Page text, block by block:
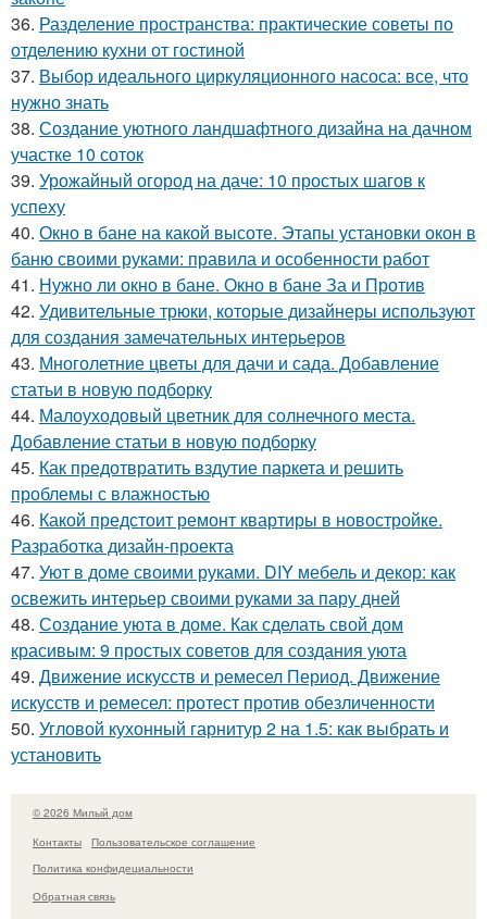
36. Разделение пространства: практические советы по
отделению кухни от гостиной
37. Выбор идеального циркуляционного насоса: все, что
нужно знать
38. Создание уютного ландшафтного дизайна на дачном
участке 10 соток
39. Урожайный огород на даче: 10 простых шагов к
успеху
40. Окно в бане на какой высоте. Этапы установки окон в
баню своими руками: правила и особенности работ
41. Нужно ли окно в бане. Окно в бане За и Против
42. Удивительные трюки, которые дизайнеры используют
для создания замечательных интерьеров
43. Многолетние цветы для дачи и сада. Добавление
статьи в новую подборку
44. Малоуходовый цветник для солнечного места.
Добавление статьи в новую подборку
45. Как предотвратить вздутие паркета и решить
проблемы с влажностью
46. Какой предстоит ремонт квартиры в новостройке.
Разработка дизайн-проекта
47. Уют в доме своими руками. DIY мебель и декор: как
освежить интерьер своими руками за пару дней
48. Создание уюта в доме. Как сделать свой дом
красивым: 9 простых советов для создания уюта
49. Движение искусств и ремесел Период. Движение
искусств и ремесел: протест против обезличенности
50. Угловой кухонный гарнитур 2 на 1.5: как выбрать и
установить
© 2026 Милый дом
Контакты
Пользовательское соглашение
Политика конфидециальности
Обратная связь